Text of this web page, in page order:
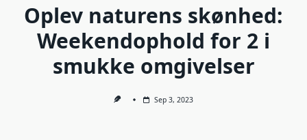
Oplev naturens skønhed:
Weekendophold for 2 i
smukke omgivelser
Sep 3, 2023